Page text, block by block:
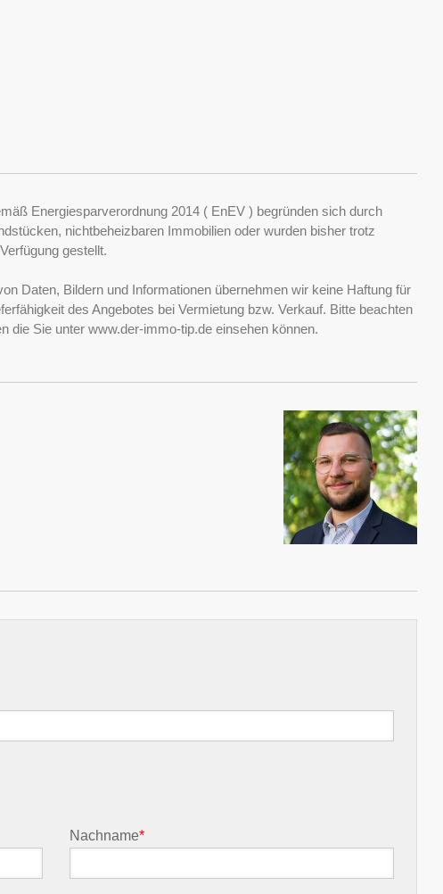
Energiesparverordnung 2014 ( EnEV ) begründen sich durch
nichtbeheizbaren Immobilien oder wurden bisher trotz
gestellt.
Daten, Bildern und Informationen übernehmen wir keine Haftung für
des Angebotes bei Vermietung bzw. Verkauf. Bitte beachten
die Sie unter www.der-immo-tip.de einsehen können.
Nachname*